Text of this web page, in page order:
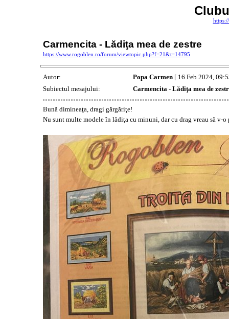
Carmencita - Lădiţa mea de zestre
https://www.rogoblen.ro/forum/viewtopic.php?f=21&t=14795
Autor: Popa Carmen[ 16 Feb 2024,
Subiectul mesajului:
Carmencita - Lădiţa mea de
Bună dimineaţa, dragi gărgăriţe!
Nu sunt multe modele în lădiţa cu minuni, dar cu drag vreau să v-o